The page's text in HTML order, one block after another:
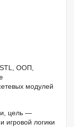
ООП,
модулей
цель —
игровой логики